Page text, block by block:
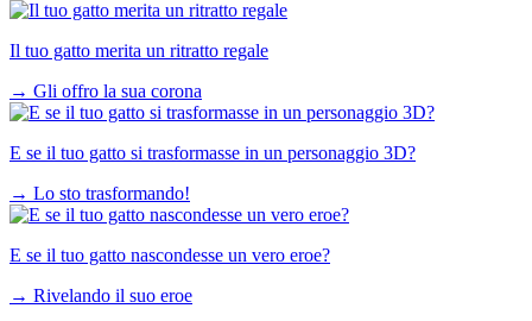
Il tuo gatto merita un ritratto regale
→ Gli offro la sua corona
E se il tuo gatto si trasformasse in un personaggio 3D?
→ Lo sto trasformando!
E se il tuo gatto nascondesse un vero eroe?
→ Rivelando il suo eroe